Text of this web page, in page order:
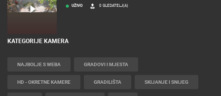
UŽIVO 0 GLEDATELJ(A)
KATEGORIJE KAMERA
NAJBOLJE S WEBA GRADOVI I MJESTA
HD - OKRETNE KAMERE GRADILIŠTA SKIJANJE I SNIJEG